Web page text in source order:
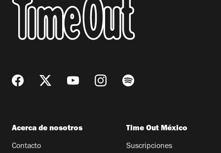
Acerca de nosotros
Contacto
Time Out México
Suscripciones